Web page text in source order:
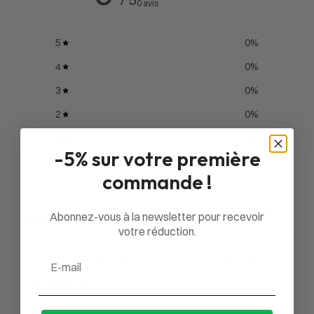
0 avis
5 0%
4
0%
3
0%
2
0%
Poser une question
0 Questions 0
-5% sur votre première
commande !
Abonnez-vous à la newsletter pour recevoir
votre réduction.